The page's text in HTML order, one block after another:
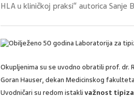
HLA u kliničkoj praksi“ autorica Sanje
Okupljenima su se uvodno obratili prof. dr.
Goran Hauser, dekan Medicinskog
Uvodničari su redom istaklivažnost